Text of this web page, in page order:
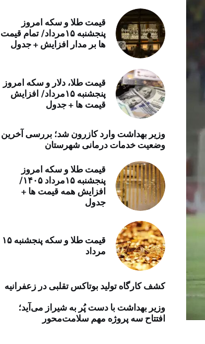
خرید موتور ایمپلنت
قیمت طلا و سکه امروز
پنجشنبه ۱۵مرداد/ تمام قیمت
ها بر مدار افزایش + جدول
قیمت طلا، دلار و سکه امروز
پنجشنبه ۱۵مرداد/ افزایش
قیمت ها + جدول
وزیر بهداشت وارد کازرون شد؛ بررسی آخرین
وضعیت خدمات درمانی شهرستان
قیمت طلا و سکه امروز
پنجشنبه ۱۵مرداد ۱۴۰۵/
افزایش همه قیمت ها +
جدول
قیمت طلا و سکه پنجشنبه ۱۵
مرداد
کشف کارگاه تولید بوتاکس تقلبی در زعفرانیه
وزیر بهداشت با دست پُر به شیراز می‌آید؛
افتتاح سه پروژه مهم سلامت‌محور